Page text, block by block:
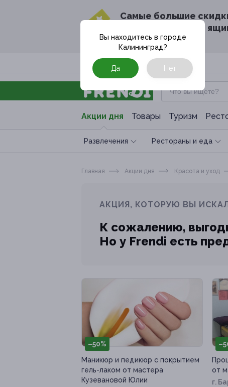
Cамые большие
в твоём почтовом
Москва
Акции дня Товары Туризм
Развлечения Рестораны и еда
Вы находитесь в городе
Калининград?
Да Нет
Главная Акции дня Красота и уход
АКЦИЯ, КОТОРУЮ ВЫ
К сожалению,
Но у Frendi есть
–50%
Маникюр и педикюр с покрытием
гель-лаком от мастера
Кузевановой Юлии
от
г.